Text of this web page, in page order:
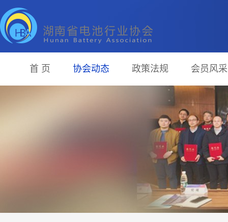
首 页 协会动态 政策法规 会员风采